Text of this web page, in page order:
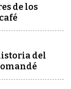
de los
del